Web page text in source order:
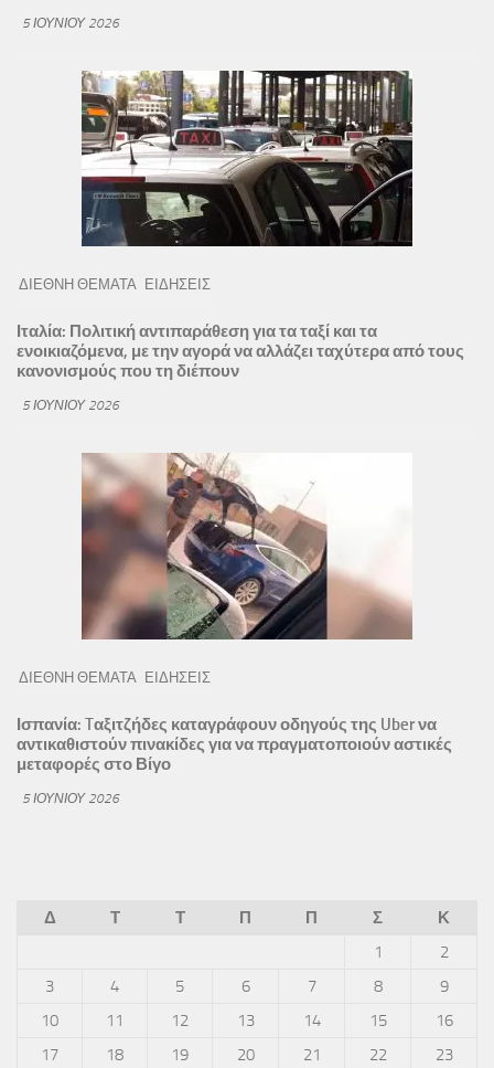
5 ΙΟΥΝΊΟΥ 2026
ΔΙΕΘΝΗ ΘΕΜΑΤΑ ΕΙΔΗΣΕΙΣ
Ιταλία: Πολιτική αντιπαράθεση για τα ταξί και τα
ενοικιαζόμενα, με την αγορά να αλλάζει ταχύτερα από τους
κανονισμούς που τη διέπουν
5 ΙΟΥΝΊΟΥ 2026
ΔΙΕΘΝΗ ΘΕΜΑΤΑ ΕΙΔΗΣΕΙΣ
Ισπανία: Tαξιτζήδες καταγράφουν οδηγούς της Uber να
αντικαθιστούν πινακίδες για να πραγματοποιούν αστικές
μεταφορές στο Βίγο
5 ΙΟΥΝΊΟΥ 2026
Δ Τ Τ Π Π Σ
Κ
1
2
3
4 5 6 7 8
9
10
11 12 13 14 15
16
17
18 19 20 21 22
23